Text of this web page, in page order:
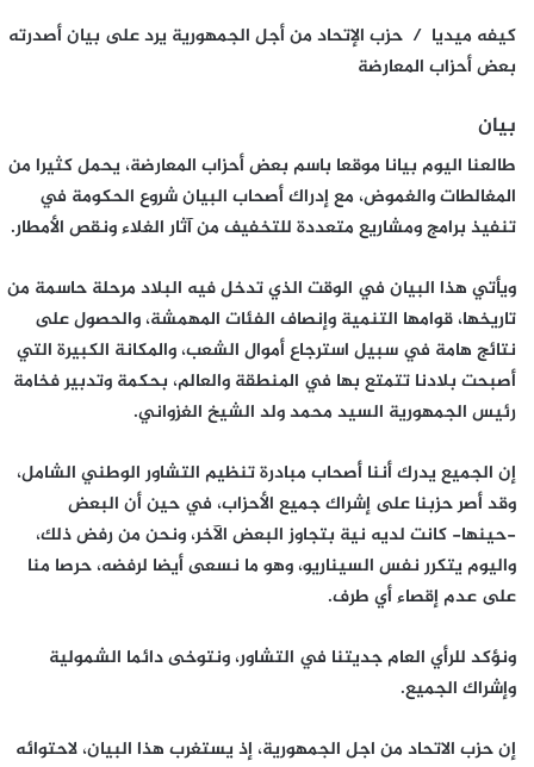
كيفه ميديا / حزب الإتحاد من أجل الجمهورية يرد على بيان أصدرته
بعض أحزاب المعارضة
بيان
طالعنا اليوم بيانا موقعا باسم بعض أحزاب المعارضة، يحمل كثيرا من
المغالطات والغموض، مع إدراك أصحاب البيان شروع الحكومة في
تنفيذ برامج ومشاريع متعددة للتخفيف من آثار الغلاء ونقص الأمطار.
ويأتي هذا البيان في الوقت الذي تدخل فيه البلاد مرحلة حاسمة من
تاريخها، قوامها التنمية وإنصاف الفئات المهمشة، والحصول على
نتائج هامة في سبيل استرجاع أموال الشعب، والمكانة الكبيرة التي
أصبحت بلادنا تتمتع بها في المنطقة والعالم، بحكمة وتدبير فخامة
رئيس الجمهورية السيد محمد ولد الشيخ الغزواني.
إن الجميع يدرك أننا أصحاب مبادرة تنظيم التشاور الوطني الشامل،
وقد أصر حزبنا على إشراك جميع الأحزاب، في حين أن البعض
-حينها- كانت لديه نية بتجاوز البعض الآخر، ونحن من رفض ذلك،
واليوم يتكرر نفس السيناريو، وهو ما نسعى أيضا لرفضه، حرصا منا
على عدم إقصاء أي طرف.
ونؤكد للرأي العام جديتنا في التشاور، ونتوخى دائما الشمولية
وإشراك الجميع.
إن حزب الاتحاد من اجل الجمهورية، إذ يستغرب هذا البيان، لاحتوائه